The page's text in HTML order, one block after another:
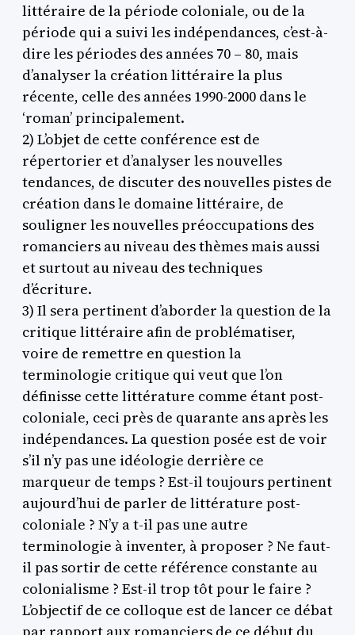
littéraire de la période coloniale, ou de la
période qui a suivi les indépendances, c’est-à-
dire les périodes des années 70 – 80, mais
d’analyser la création littéraire la plus
récente, celle des années 1990-2000 dans le
‘roman’ principalement.
2) L’objet de cette conférence est de
répertorier et d’analyser les nouvelles
tendances, de discuter des nouvelles pistes de
création dans le domaine littéraire, de
souligner les nouvelles préoccupations des
romanciers au niveau des thèmes mais aussi
et surtout au niveau des techniques
d’écriture.
3) Il sera pertinent d’aborder la question de la
critique littéraire afin de problématiser,
voire de remettre en question la
terminologie critique qui veut que l’on
définisse cette littérature comme étant post-
coloniale, ceci près de quarante ans après les
indépendances. La question posée est de voir
s’il n’y pas une idéologie derrière ce
marqueur de temps ? Est-il toujours pertinent
aujourd’hui de parler de littérature post-
coloniale ? N’y a t-il pas une autre
terminologie à inventer, à proposer ? Ne faut-
il pas sortir de cette référence constante au
colonialisme ? Est-il trop tôt pour le faire ?
L’objectif de ce colloque est de lancer ce débat